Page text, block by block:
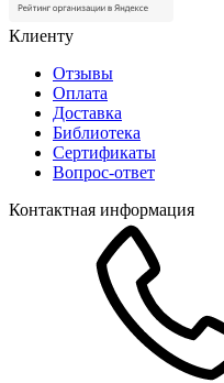
Клиенту
Отзывы
Оплата
Доставка
Библиотека
Сертификаты
Вопрос-ответ
Контактная информация